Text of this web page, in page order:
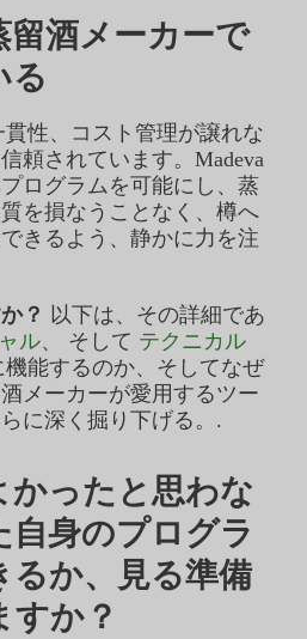
酒メーカーで
る
貫性、コスト管理が譲れな
頼されています。Madeva
ログラムを可能にし、蒸
を損なうことなく、樽へ
きるよう、静かに力を注
？
以下は、その詳細であ
ル、 そして テクニカル
機能するのか、そしてなぜ
メーカーが愛用するツー
に深く掘り下げる。.
ったと思わな
身のプログラ
か、見る準備
か？